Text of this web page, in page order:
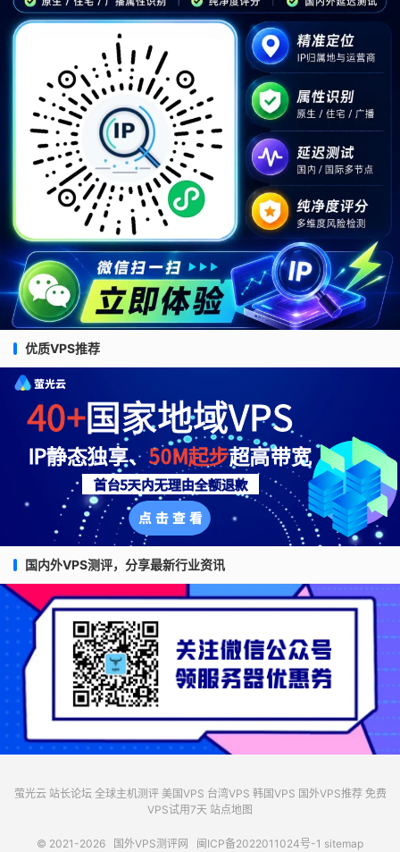
优质VPS推荐
国内外VPS测评，分享最新行业资讯
萤光云 站长论坛 全球主机测评 美国VPS 台湾VPS 韩国VPS 国外VPS推荐 免费
VPS试用7天 站点地图
© 2021-2026 国外VPS测评网 闽ICP备2022011024号-1 sitemap